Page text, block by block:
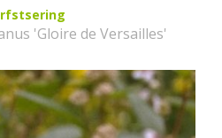
'Gloire de Versailles'